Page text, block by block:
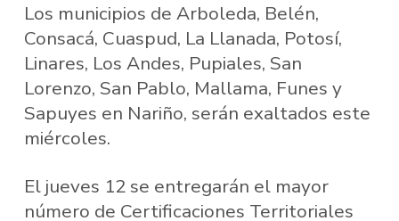
Los municipios de Arboleda, Belén,
Consacá, Cuaspud, La Llanada, Potosí,
Linares, Los Andes, Pupiales, San
Lorenzo, San Pablo, Mallama, Funes y
Sapuyes en Nariño, serán exaltados este
miércoles.
El jueves 12 se entregarán el mayor
número de Certificaciones Territoriales